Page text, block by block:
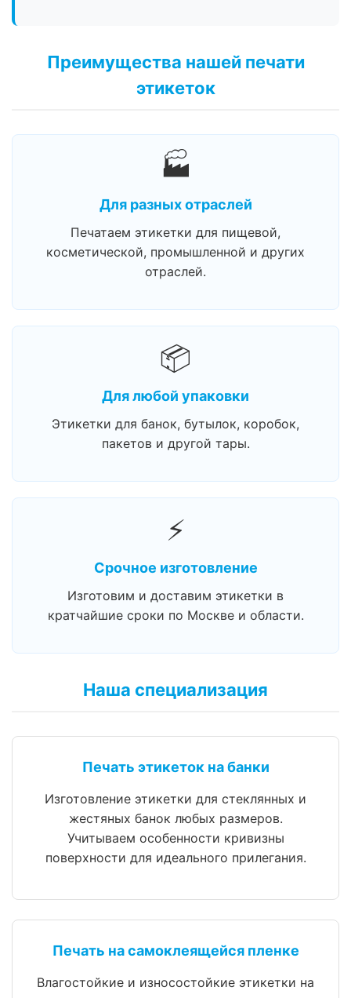
Преимущества нашей печати
этикеток
🏭
Для разных отраслей
Печатаем этикетки для пищевой,
косметической, промышленной и других
отраслей.
📦
Для любой упаковки
Этикетки для банок, бутылок, коробок,
пакетов и другой тары.
⚡
Срочное изготовление
Изготовим и доставим этикетки в
кратчайшие сроки по Москве и области.
Наша специализация
Печать этикеток на банки
Изготовление этикетки для стеклянных и
жестяных банок любых размеров.
Учитываем особенности кривизны
поверхности для идеального прилегания.
Печать на самоклеящейся пленке
Влагостойкие и износостойкие этикетки на